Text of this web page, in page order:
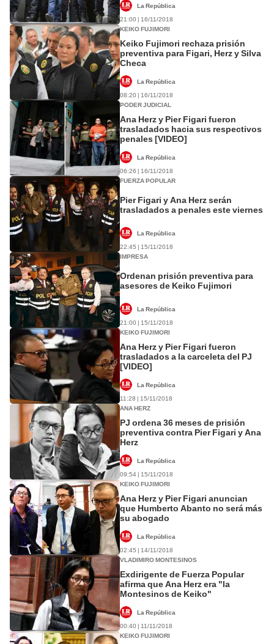
La República
21:00 | 16/11/2018
KEIKO FUJIMORI
Keiko Fujimori rechaza prisión
preventiva para Figari, Herz y Silva
Checa
La República
08:20 | 16/11/2018
PODER JUDICIAL
Ana Herz y Pier Figari fueron
trasladados hacia sus respectivos
penales [VIDEO]
La República
06:26 | 16/11/2018
FUERZA POPULAR
Pier Figari y Ana Herz serán
trasladados a penales este viernes
La República
22:45 | 15/11/2018
IMPRESA
Ordenan prisión preventiva para
asesores de Keiko Fujimori
La República
21:00 | 15/11/2018
KEIKO FUJIMORI
Ana Herz y Pier Figari fueron
trasladados a la carceleta del PJ
[VIDEO]
La República
11:28 | 15/11/2018
ANA HERZ
PJ ordena 36 meses de prisión
preventiva contra Pier Figari y Ana
Herz
La República
09:54 | 15/11/2018
KEIKO FUJIMORI
Ana Herz y Pier Figari anuncian
que Humberto Abanto no será más
su abogado
La República
02:45 | 14/11/2018
VLADIMIRO MONTESINOS
Exdirigente de Fuerza Popular
afirma que Ana Herz era "la
Montesinos de Keiko"
La República
00:40 | 11/11/2018
KEIKO FUJIMORI